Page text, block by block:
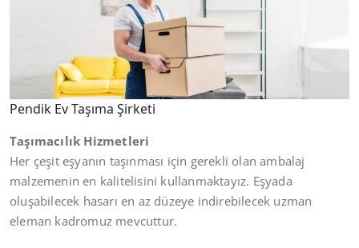
Pendik Ev Taşıma Şirketi
Taşımacılık Hizmetleri
Her çeşit eşyanın taşınması için gerekli olan ambalaj
malzemenin en kalitelisini kullanmaktayız. Eşyada
oluşabilecek hasarı en az düzeye indirebilecek uzman
eleman kadromuz mevcuttur.